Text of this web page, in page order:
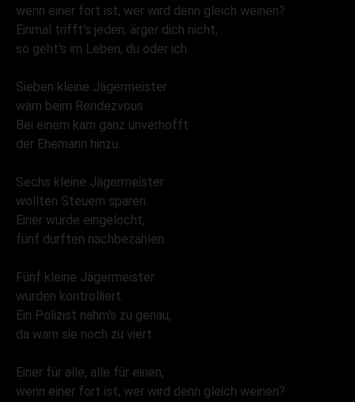
wenn einer fort ist, wer wird denn gleich weinen?
Einmal trifft's jeden, ärger dich nicht,
so geht's im Leben, du oder ich.
Sieben kleine Jägermeister
warn beim Rendezvous.
Bei einem kam ganz unverhofft
der Ehemann hinzu.
Sechs kleine Jägermeister
wollten Steuern sparen.
Einer wurde eingelocht,
fünf durften nachbezahlen.
Fünf kleine Jägermeister
wurden kontrolliert.
Ein Polizist nahm's zu genau,
da warn sie noch zu viert.
Einer für alle, alle für einen,
wenn einer fort ist, wer wird denn gleich weinen?